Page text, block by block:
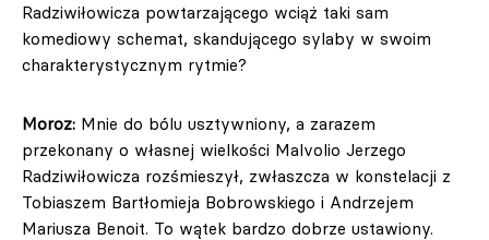
Radziwiłowicza powtarzającego wciąż taki sam
komediowy schemat, skandującego sylaby w swoim
charakterystycznym rytmie?
Moroz: Mnie do bólu usztywniony, a zarazem
przekonany o własnej wielkości Malvolio Jerzego
Radziwiłowicza rozśmieszył, zwłaszcza w konstelacji z
Tobiaszem Bartłomieja Bobrowskiego i Andrzejem
Mariusza Benoit. To wątek bardzo dobrze ustawiony.